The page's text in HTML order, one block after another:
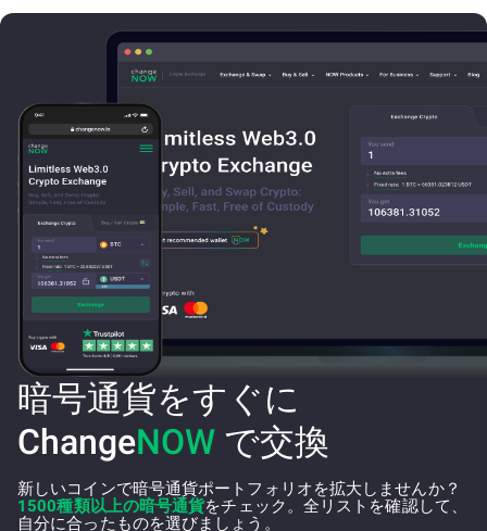
暗号通貨をすぐに
ChangeNOW で交換
新しいコインで暗号通貨ポートフォリオを拡大しませんか？
1500種類以上の暗号通貨をチェック。全リストを確認して、
自分に合ったものを選びましょう。